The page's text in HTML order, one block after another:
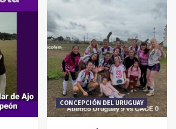
CONCEPCIÓN DEL URUGUAY